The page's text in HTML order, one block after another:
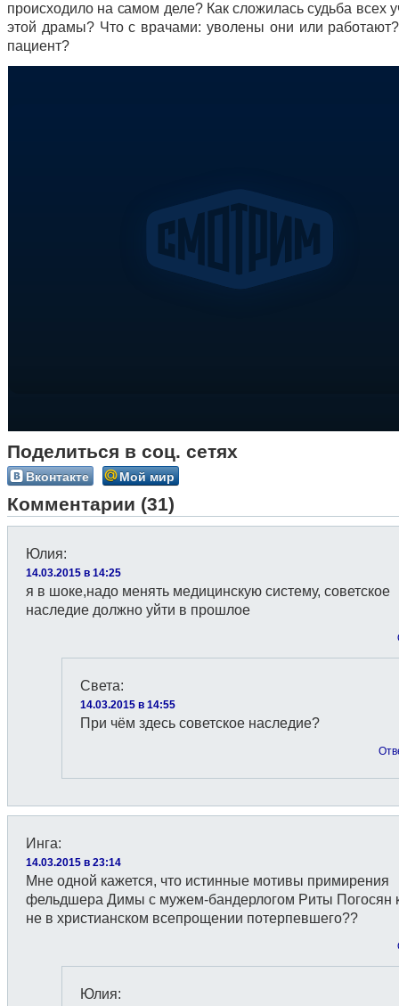
происходило на самом деле? Как сложилась судьба всех
этой драмы? Что с врачами: уволены они или
пациент?
Поделиться в соц. сетях
Вконтакте Мой мир
Комментарии (31)
Юлия:
14.03.2015 в 14:25
я в шоке,надо менять медицинскую систему, советское
наследие должно уйти в прошлое
Света:
14.03.2015 в 14:55
При чём здесь советское наследие?
Инга:
14.03.2015 в 23:14
Мне одной кажется, что истинные мотивы примирения
фельдшера Димы с мужем-бандерлогом Риты Погосян
не в христианском всепрощении потерпевшего??
Юлия: